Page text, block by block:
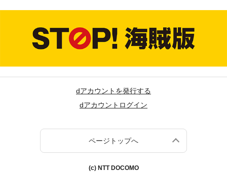
dアカウントを発行する
dアカウントログイン
ページトップへ
(c) NTT DOCOMO